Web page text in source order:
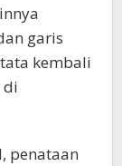
garis
kembali
di
penataan